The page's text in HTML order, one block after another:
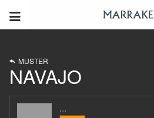
MUSTER
NAVAJO
...